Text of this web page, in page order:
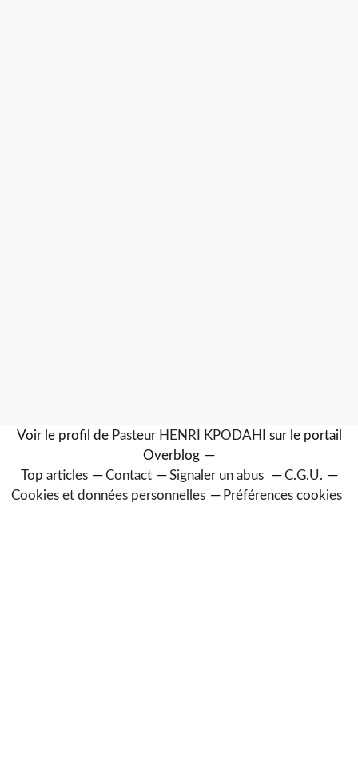
Voir le profil de Pasteur HENRI KPODAHI
sur le portail
Overblog
Top articles
Contact Signaler un abus
C.G.U.
Cookies et données personnelles
Préférences cookies